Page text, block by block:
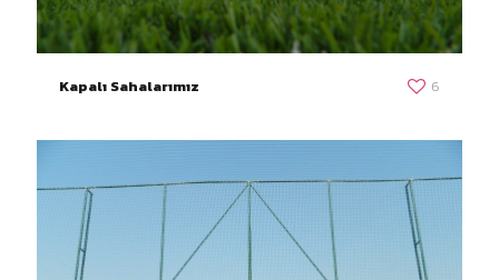
Kapalı Sahalarımız 6